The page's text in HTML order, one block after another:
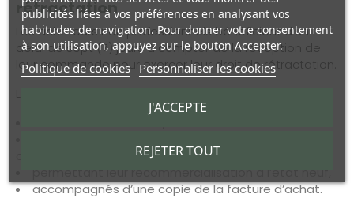
rétractation
Les acheteurs non professionnels bénéficient d’un
délai de sept (7) jours à compter de la réception de
leur commande pour exercer leur droit de rétractation.
Les produits doivent être retournés :
accessoires, notice),
permettant leur recommercialisation à l’état neuf,
accompagnés d’une copie de la facture d’achat.
publicités liées à vos préférences en analysant vos
habitudes de navigation. Pour donner votre consentement
à son utilisation, appuyez sur le bouton Accepter.
Politique de cookies Personnaliser les cookies
REJETER TOUT
J'ACCEPTE